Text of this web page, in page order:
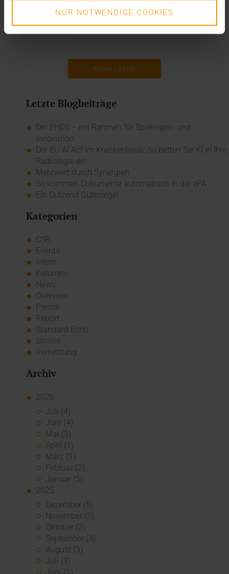
NUR NOTWENDIGE COOKIES
MEHR ERFAHREN
MEHR LADEN
Letzte Blogbeiträge
Der EHDS – ein Rahmen für Spielregeln und
Innovation
Der EU AI Act im Krankenhaus: So betten Sie KI in Ihre
Radiologie ein
Mehrwert durch Synergien
So kommen Dokumente automatisch in die ePA
Ein Dutzend Gütesiegel
Kategorien
CSR
Events
Intern
Kolumne
News
Overview
Presse
Report
Standard Echo
Stories
Vernetzung
Archiv
2026
Juli (4)
Juni (4)
Mai (3)
April (1)
März (1)
Februar (2)
Januar (5)
2025
Dezember (5)
November (3)
Oktober (2)
September (3)
August (3)
Juli (3)